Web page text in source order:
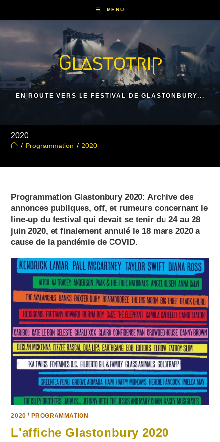
content
MENU
Glastotrip
EN ROUTE VERS LE FESTIVAL DE GLASTONBURY...
2020
/ Programmation / 2020
Programmation Glastonbury 2020: Archive des
annonces publiques, off, et rumeurs concernant le
line-up du festival qui devait se tenir du 24 au 28
juin 2020, et finalement annulé le 18 mars 2020 a
cause de la pandémie de COVID.
2020 / PROGRAMMATION
L'affiche Glastonbury 2020